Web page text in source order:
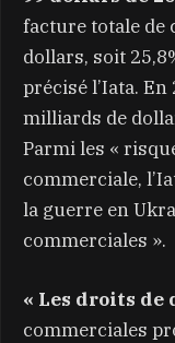
facture totale de
dollars, soit
précisé l’Iata.
milliards de
Parmi les «
commerciale,
la guerre en
commerciales ».
« Les droits de
commerciales